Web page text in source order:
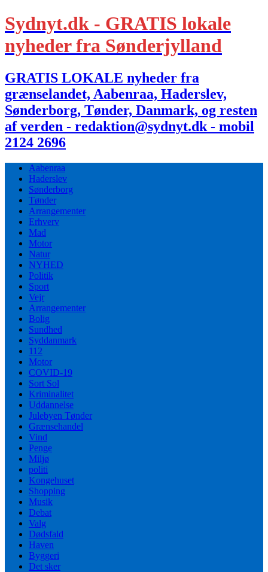
Sydnyt.dk - GRATIS lokale
nyheder fra Sønderjylland
GRATIS LOKALE nyheder fra
grænselandet, Aabenraa, Haderslev,
Sønderborg, Tønder, Danmark, og resten
af verden - redaktion@sydnyt.dk - mobil
2124 2696
Aabenraa
Haderslev
Sønderborg
Tønder
Arrangementer
Erhverv
Mad
Motor
Natur
NYHED
Politik
Sport
Vejr
Arrangementer
Bolig
Sundhed
Syddanmark
112
Motor
COVID-19
Sort Sol
Kriminalitet
Uddannelse
Julebyen Tønder
Grænsehandel
Vind
Penge
Miljø
politi
Kongehuset
Shopping
Musik
Debat
Valg
Dødsfald
Haven
Byggeri
Det sker